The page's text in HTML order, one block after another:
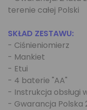
terenie całej Polski
SKŁAD ZESTAWU:
- Ciśnieniomierz
- Mankiet
- Etui
- 4 baterie "AA"
- Instrukcja obsługi
- Gwarancja Polska